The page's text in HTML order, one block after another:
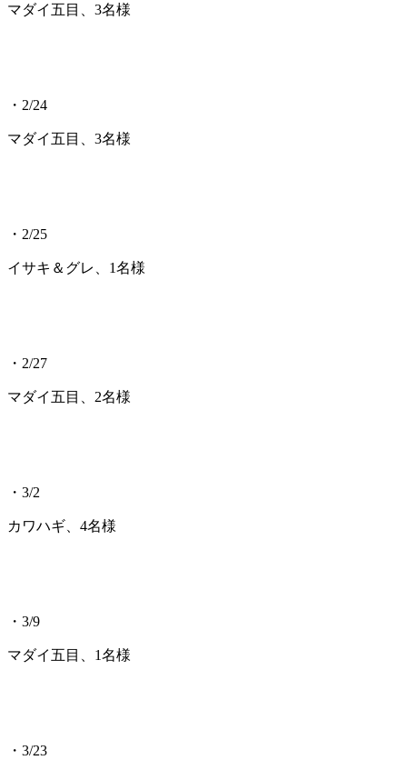
マダイ五目、3名様
・2/24
マダイ五目、3名様
・2/25
イサキ＆グレ、1名様
・2/27
マダイ五目、2名様
・3/2
カワハギ、4名様
・3/9
マダイ五目、1名様
・3/23